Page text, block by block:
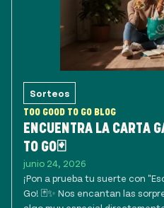
Sorteos
TOO GOOD TO GO BLOG
ENCUENTRA LA CARTA
TO GO🃏
junio 24, 2026
¡Pon a prueba tu suerte con
Go! 🃏✨ Nos encantan las